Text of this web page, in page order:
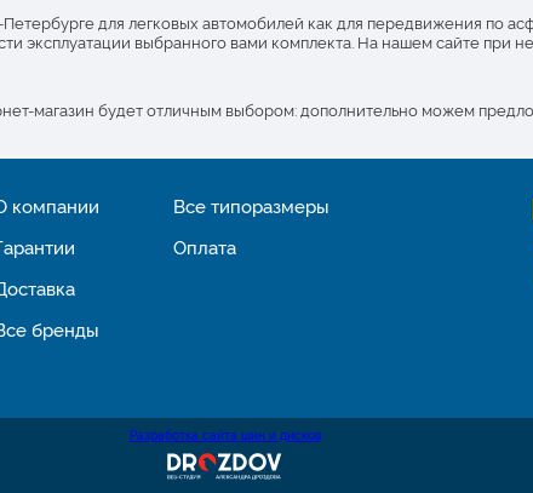
для легковых автомобилей как для передвижения по
эксплуатации выбранного вами комплекта. На нашем сайте при
магазин будет отличным выбором: дополнительно можем
компании
бренды
Все типоразмеры
Оплата
Разработка сайта шин и дисков